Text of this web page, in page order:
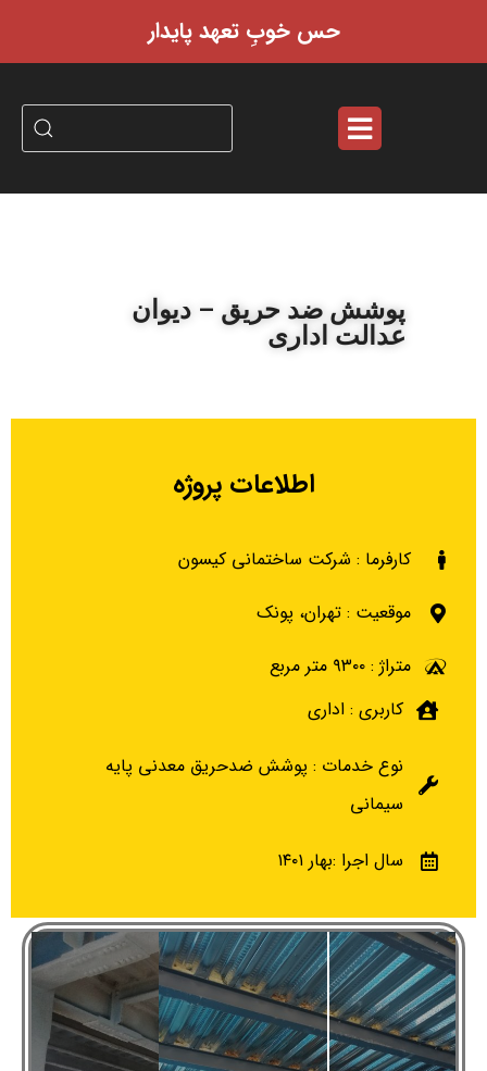
حس خوبِ تعهد پایدار
پوشش ضد حریق – دیوان
عدالت اداری
اطلاعات پروژه
کارفرما : شرکت ساختمانی کیسون
موقعیت : تهران، پونک
متراژ : ۹۳۰۰ متر مربع
کاربری : اداری
نوع خدمات : پوشش ضدحریق معدنی پایه
سیمانی
سال اجرا :بهار ۱۴۰۱